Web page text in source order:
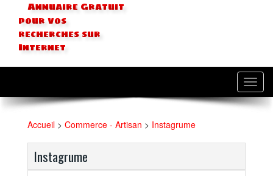
Annuaire Gratuit
pour vos
recherches sur
Internet
Accueil > Commerce - Artisan > Instagrume
Instagrume